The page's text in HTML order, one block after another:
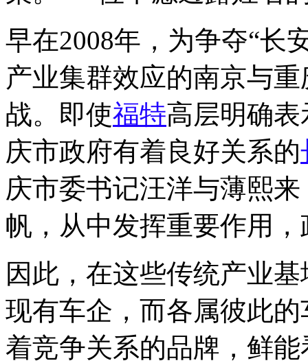
早在2008年，为争夺“长
产业集群效应的南京与
战。即使福特高层明确
庆市政府有着良好关系的
庆市委书记汪洋与薄熙
帆，从中发挥重要作用
因此，在这些传统产业
现有车企，而各属彼此
着竞争关系的品牌，鲜能